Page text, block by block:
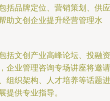
括品牌定位、营销策划、供应
助文创企业提升经营管理水
括文创产业高峰论坛、投融资
企业管理咨询专场讲座将邀请
组织架构、人才培养等话题进
提供专业指导。